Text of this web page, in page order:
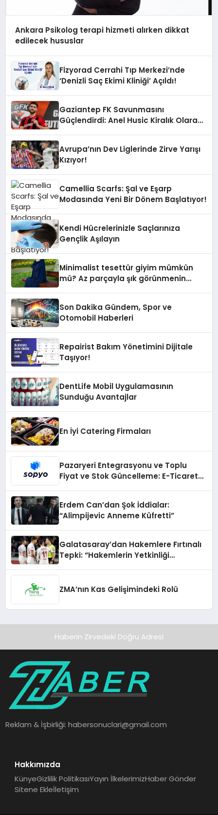
Ankara Psikolog terapi hizmeti alırken dikkat
edilecek hususlar
Fizyorad Cerrahi Tıp Merkezi’nde
‘Denizli Saç Ekimi Kliniği’ Açıldı!
Gaziantep FK Savunmasını
Güçlendirdi: Anel Husic Kiralık Olarak
Avrupa’nın Dev Liglerinde Zirve Yarışı
Kızıyor!
Camellia Scarfs: Şal ve Eşarp
Modasında Yeni Bir Dönem Başlatıyor!
Kendi Hücrelerinizle Saçlarınıza
Gençlik Aşılayın
Minimalist tesettür giyim mümkün
mü? Az parçayla şık görünmenin
Son Dakika Gündem, Spor ve
Otomobil Haberleri
Repairist Bakım Yönetimini Dijitale
Taşıyor!
DentLife Mobil Uygulamasının
Sunduğu Avantajlar
En İyi Catering Firmaları
Pazaryeri Entegrasyonu ve Toplu
Fiyat ve Stok Güncelleme: E-Ticaret
Erdem Can’dan Şok İddialar:
“Alimpijevic Anneme Küfretti”
Galatasaray’dan Hakemlere Fırtınalı
Tepki: “Hakemlerin Yetkinliği
ZMA’nın Kas Gelişimindeki Rolü
Haberin Zirvedeki Doğru Adresi
Reklam & İşbirliği:habersonuclari@gmail.com
Hakkımızda
KünyeGizlilik PolitikasıYayın İlkelerimizHaber Gönder
Sitene Ekleİletişim